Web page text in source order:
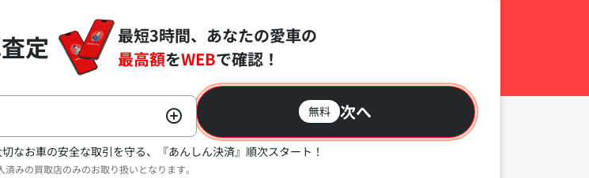
定
最短3時間、あなたの愛車の
最高額をWEBで確認！
無料 次へ
切なお車の安全な取引を守る、『あんしん決済』順次スタート！
みの買取店のみのお取り扱いとなります。